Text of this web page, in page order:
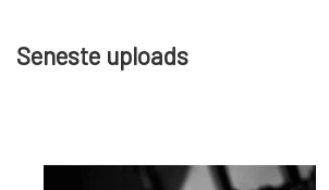
Seneste uploads